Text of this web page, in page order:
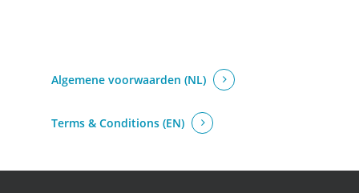
Algemene voorwaarden (NL)
Terms & Conditions (EN)